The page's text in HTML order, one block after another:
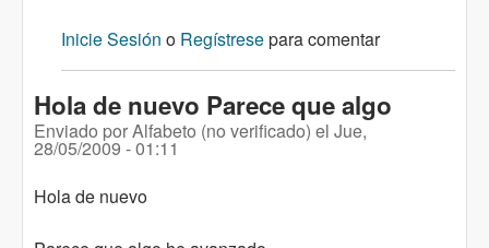
Inicie Sesión o Regístresepara comentar
Hola de nuevo Parece que algo
Enviado porAlfabeto (no verificado) el Jue,
28/05/2009 - 01:11
Hola de nuevo